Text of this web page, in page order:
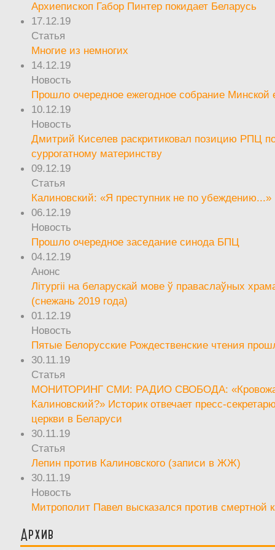
Архиепископ Габор Пинтер покидает Беларусь
17.12.19
Статья
Многие из немногих
14.12.19
Новость
Прошло очередное ежегодное собрание
10.12.19
Новость
Дмитрий Киселев раскритиковал позицию РПЦ
суррогатному материнству
09.12.19
Статья
Калиновский: «Я преступник не по убеждению...»
06.12.19
Новость
Прошло очередное заседание синода БПЦ
04.12.19
Анонс
Літургіі на беларускай мове ў праваслаўных
(снежань 2019 года)
01.12.19
Новость
Пятые Белорусские Рождественские чтения
30.11.19
Статья
МОНИТОРИНГ СМИ: РАДИО СВОБОДА:
Калиновский?» Историк отвечает пресс-
церкви в Беларуси
30.11.19
Статья
Лепин против Калиновского (записи в ЖЖ)
30.11.19
Новость
Митрополит Павел высказался против смертной
Архив